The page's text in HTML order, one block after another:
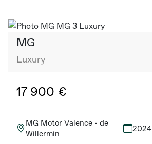
MG
Luxury
17 900 €
MG Motor Valence - de
Willermin
2024